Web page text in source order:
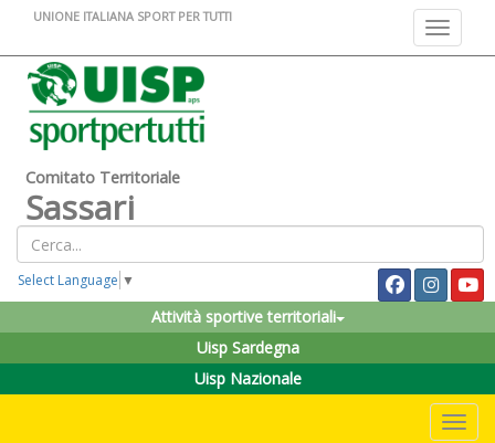
Toggle
UNIONE ITALIANA SPORT PER TUTTI
Comitato Territoriale
Sassari
Select Language ▼
Attività sportive territoriali
Uisp Sardegna
Uisp Nazionale